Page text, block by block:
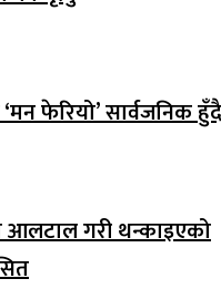
‘मन फेरियो’ सार्वजनिक हुँदै
आलटाल गरी थन्काइएको